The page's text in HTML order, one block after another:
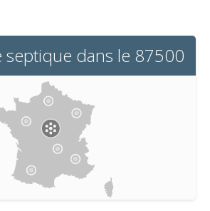
septique dans le 87500